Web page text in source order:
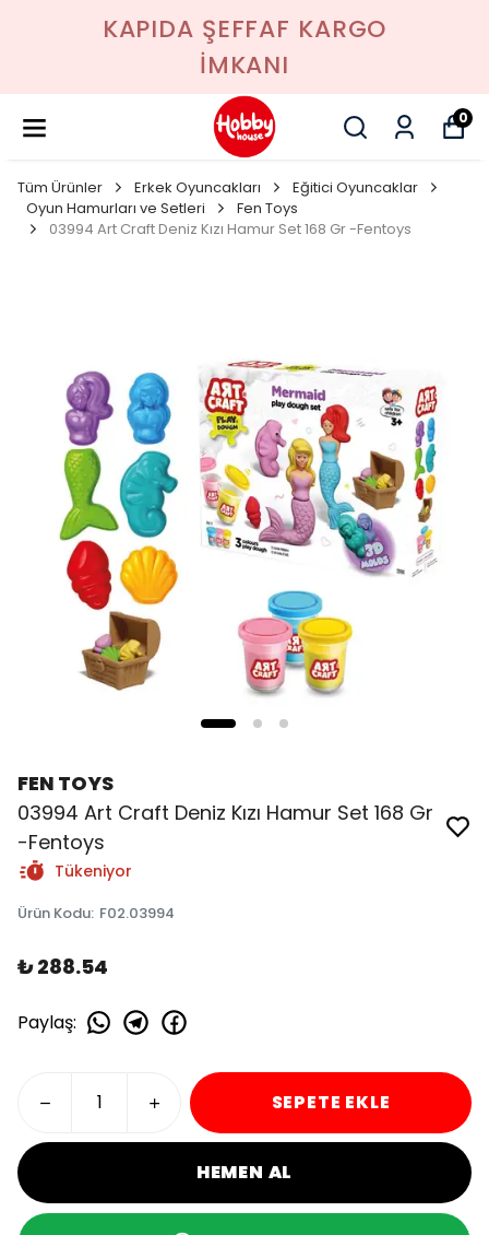
KAPIDA ŞEFFAF KARGO
İMKANI
0
Tüm Ürünler Erkek Oyuncakları
Eğitici Oyuncaklar
Oyun Hamurları ve Setleri
Fen Toys
03994 Art Craft Deniz Kızı Hamur Set 168 Gr -Fentoys
FEN TOYS
03994 Art Craft Deniz Kızı Hamur Set 168 Gr
-Fentoys
Tükeniyor
Ürün Kodu: F02.03994
₺ 288.54
Paylaş:
SEPETE EKLE
HEMEN AL